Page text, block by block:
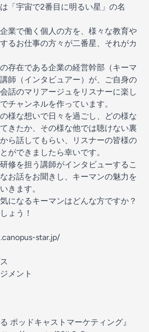
「宇宙で2番目に明るい星」の名
業で働く個人の方を、様々な教育や
るお仕事の方々が二番星、それがカ
存在である企業の経営幹部（キーマ
師（インタビュアー）が、ご自身の
話のマリアージュをリスナーに楽し
チャンネルを作っています。
様な想いで日々を過ごし、どの様な
きたか、その様な他では聴けない裏
ら話してもらい、リスナーの皆様の
ができましたら幸いです。
修を担う講師がインタビューするこ
お話をお聞きし、キーマンの魅力を
きます。
になるキーマンはどんな方ですか？
ょう！
star.jp/
メント
ポッドキャストマーケティング』